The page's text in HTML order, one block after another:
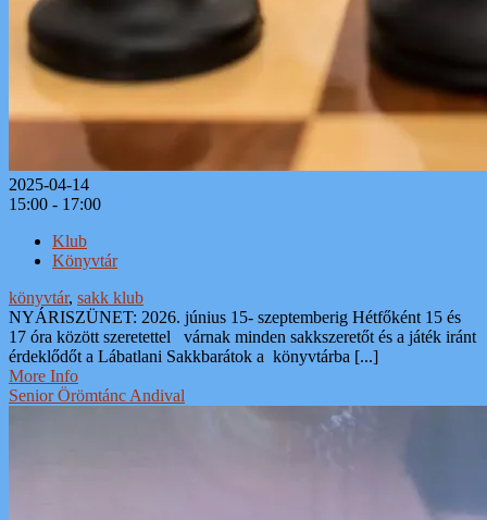
2025-04-14
15:00 - 17:00
Klub
Könyvtár
könyvtár, sakk klub
NYÁRISZÜNET: 2026. június 15- szeptemberig Hétfőként 15 és
17 óra között szeretettel várnak minden sakkszeretőt és a játék iránt
érdeklődőt a Lábatlani Sakkbarátok a könyvtárba [...]
More Info
Senior Örömtánc Andival